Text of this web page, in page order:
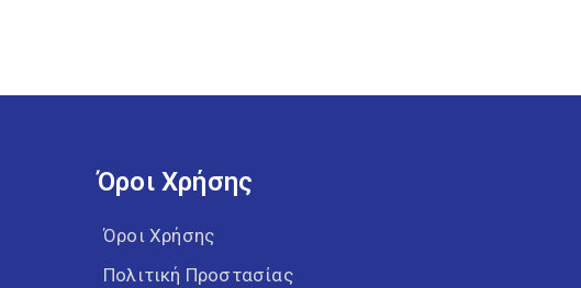
Όροι Χρήσης
Όροι Χρήσης
Πολιτική Προστασίας